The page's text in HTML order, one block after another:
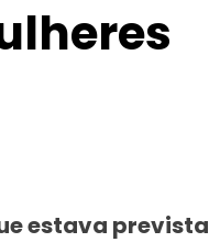
estava prevista